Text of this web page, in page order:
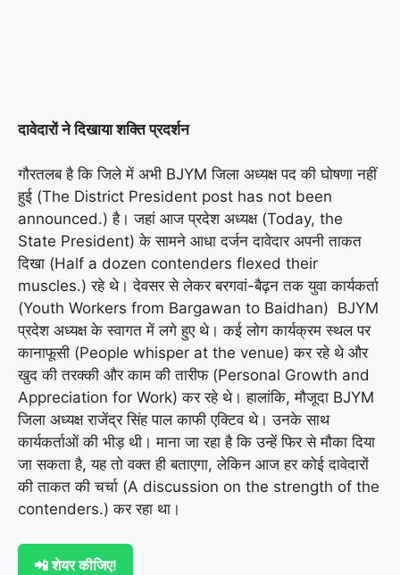
दावेदारों ने दिखाया शक्ति प्रदर्शन
गौरतलब है कि जिले में अभी BJYM जिला अध्यक्ष पद की घोषणा नहीं
हुई (The District President post has not been
announced.) है। जहां आज प्रदेश अध्यक्ष (Today, the
State President) के सामने आधा दर्जन दावेदार अपनी ताकत
दिखा (Half a dozen contenders flexed their
muscles.) रहे थे। देवसर से लेकर बरगवां-बैढ़न तक युवा कार्यकर्ता
(Youth Workers from Bargawan to Baidhan) BJYM
प्रदेश अध्यक्ष के स्वागत में लगे हुए थे। कई लोग कार्यक्रम स्थल पर
कानाफूसी (People whisper at the venue) कर रहे थे और
खुद की तरक्की और काम की तारीफ (Personal Growth and
Appreciation for Work) कर रहे थे। हालांकि, मौजूदा BJYM
जिला अध्यक्ष राजेंद्र सिंह पाल काफी एक्टिव थे। उनके साथ
कार्यकर्ताओं की भीड़ थी। माना जा रहा है कि उन्हें फिर से मौका दिया
जा सकता है, यह तो वक्त ही बताएगा, लेकिन आज हर कोई दावेदारों
की ताकत की चर्चा (A discussion on the strength of the
contenders.) कर रहा था।
📲 शेयर कीजिए!